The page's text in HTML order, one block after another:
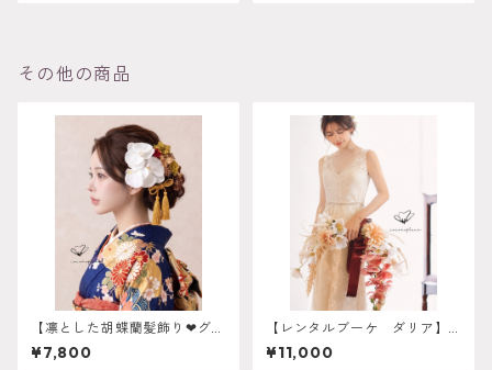
その他の商品
【凛とした胡蝶蘭髪飾り❤︎グリ
ーン】振袖 成人式 ヘアド
レス ヘアパーツ プリザー
¥7,800
【レンタルブーケ ダリア】
バレリーナブーケ 往復送
料込み 花嫁 ウェディング
¥11,000